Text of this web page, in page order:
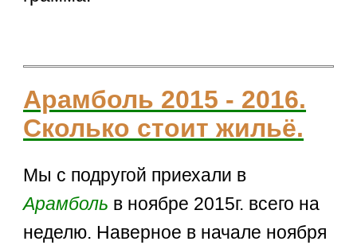
Арамболь 2015 - 2016.
Сколько стоит жильё.
Мы с подругой приехали в
Арамболь в ноябре 2015г. всего на
неделю. Наверное в начале ноября